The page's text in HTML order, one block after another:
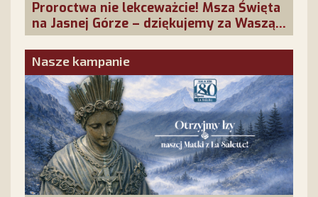
Proroctwa nie lekceważcie! Msza Święta
na Jasnej Górze – dziękujemy za Waszą
obecność!
Nasze kampanie